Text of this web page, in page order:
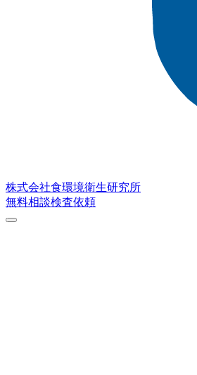
株式会社食環境衛生研究所
無料相談検査依頼